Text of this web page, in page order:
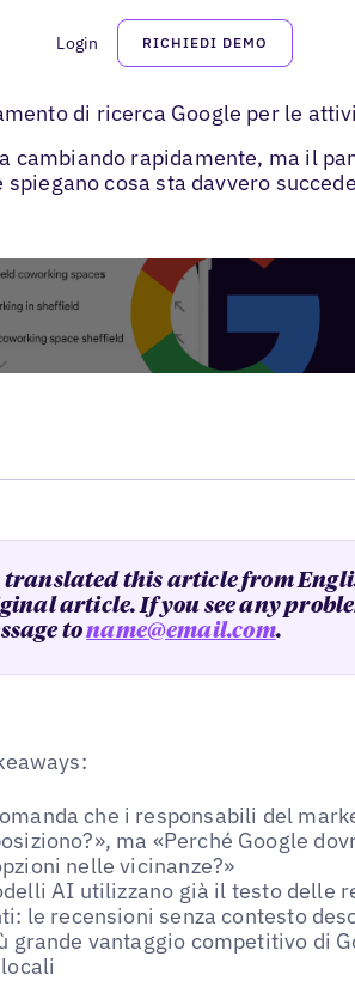
Login RICHIEDI DEMO
di ricerca Google per le
cambiando rapidamente, ma il
cosa sta davvero
translated this article from
article. If you see any
toname@email.com.
che i responsabili del
ma «Perché Google
nelle vicinanze?»
AI utilizzano già il testo delle
le recensioni senza contesto
grande vantaggio competitivo di